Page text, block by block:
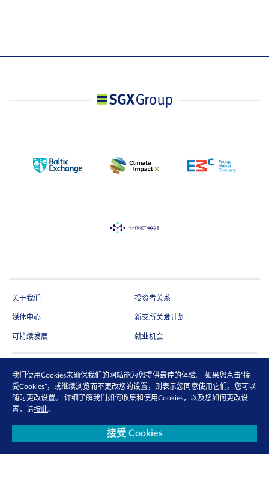
关于我们 投资者关系
媒体中心 新交所关爱计划
可持续发展 就业机会
订阅电子快讯
通过电邮抢先收取市场更新、研究报告、产品信息等第一手内容
我们使用Cookies来确保我们的网站能为您提供最佳的体验。 如果您点击“接
受Cookies”，或继续浏览而不更改您的设置，则表示您同意使用它们。您可以
随时更改设置。 详细了解我们如何收集和使用Cookies，以及您如何更改设
置，请按此。
接受 Cookies